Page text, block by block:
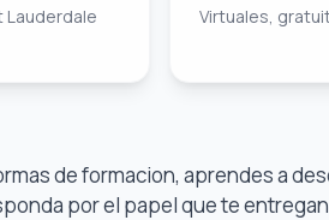
Lauderdale Virtuales,
de formacion, aprendes a
por el papel que te